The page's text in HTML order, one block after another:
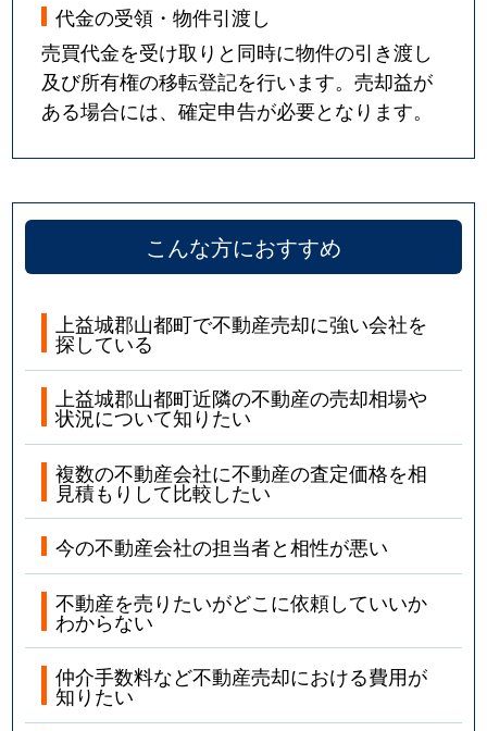
代金の受領・物件引渡し
売買代金を受け取りと同時に物件の引き渡し
及び所有権の移転登記を行います。売却益が
ある場合には、確定申告が必要となります。
こんな方におすすめ
上益城郡山都町で不動産売却に強い会社を
探している
上益城郡山都町近隣の不動産の売却相場や
状況について知りたい
複数の不動産会社に不動産の査定価格を相
見積もりして比較したい
今の不動産会社の担当者と相性が悪い
不動産を売りたいがどこに依頼していいか
わからない
仲介手数料など不動産売却における費用が
知りたい